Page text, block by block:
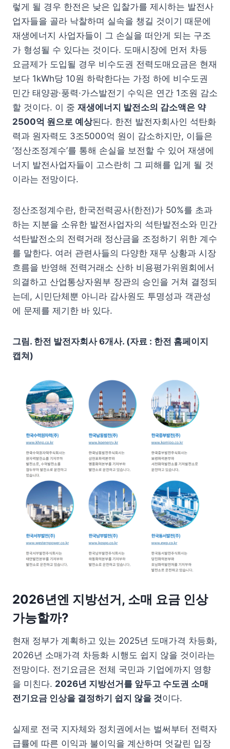
렇게 될 경우 한전은 낮은 입찰가를 제시하는 발전사
업자들을 골라 낙찰하며 실속을 챙길 것이기 때문에
재생에너지 사업자들이 그 손실을 떠안게 되는 구조
가 형성될 수 있다는 것이다. 도매시장에 먼저 차등
요금제가 도입될 경우 비수도권 전력도매요금은 현재
보다 1kWh당 10원 하락한다는 가정 하에 비수도권
민간 태양광·풍력·가스발전기 수익은 연간 1조원 감소
할 것이다. 이 중 재생에너지 발전소의 감소액은 약
2500억 원으로 예상된다. 한전 발전자회사인 석탄화
력과 원자력도 3조5000억 원이 감소하지만, 이들은
‘정산조정계수’를 통해 손실을 보전할 수 있어 재생에
너지 발전사업자들이 고스란히 그 피해를 입게 될 것
이라는 전망이다.
정산조정계수란, 한국전력공사(한전)가 50%를 초과
하는 지분을 소유한 발전사업자의 석탄발전소와 민간
석탄발전소의 전력거래 정산금을 조정하기 위한 계수
를 말한다. 여러 관련사들의 다양한 재무 상황과 시장
흐름을 반영해 전력거래소 산하 비용평가위원회에서
의결하고 산업통상자원부 장관의 승인을 거쳐 결정되
는데, 시민단체뿐 아니라 감사원도 투명성과 객관성
에 문제를 제기한 바 있다.
그림. 한전 발전자회사 6개사. (자료 : 한전 홈페이지
캡쳐)
2026년엔 지방선거, 소매 요금 인상
가능할까?
현재 정부가 계획하고 있는 2025년 도매가격 차등화,
2026년 소매가격 차등화 시행도 쉽지 않을 것이라는
전망이다. 전기요금은 전체 국민과 기업에까지 영향
을 미친다. 2026년 지방선거를 앞두고 수도권 소매
전기요금 인상을 결정하기 쉽지 않을 것이다.
실제로 전국 지자체와 정치권에서는 벌써부터 전력자
급률에 따른 이익과 불이익을 계산하며 엇갈린 입장